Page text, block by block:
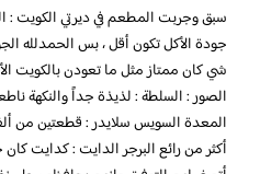
سبق وجربت المطعم في ديرتي الكويت :
جودة الأكل تكون أقل ، بس الحمدلله
شي كان ممتاز مثل ما تعودن بالكويت
الصور : السلطة : لذيذة جداً والنكهة
المعدة السويس سلايدر : قطعتين من
أكثر من رائع البرجر الدايت : كدايت